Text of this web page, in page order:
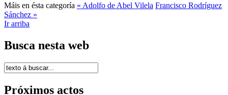
Máis en ésta categoría « Adolfo de Abel Vilela Francisco Rodríguez
Sánchez »
Ir arriba
Busca nesta web
Próximos actos